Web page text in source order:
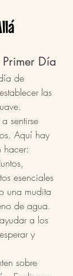
Día
de
las
sentirse
Aquí hay
hacer:
Juntos,
esenciales
una mudita
de agua.
a los
y
sobre